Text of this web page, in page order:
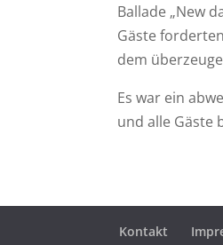
Ballade „New
Gäste
dem
Es war ein
und alle Gäste
Kontakt